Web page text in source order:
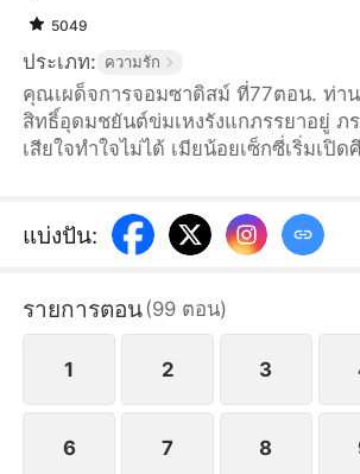
5049
ประเภท: ความรัก
คุณเผด็จการจอมซาดิสม์ ที่77ตอน. ท่า
สิทธิ์อุดมชยันต์ข่มเหงรังแกภรรยาอยู่ ภ
เสียใจทำใจไม่ได้ เมียน้อยเซ็กซี่เริ่มเปิด
แบ่งปัน:
รายการตอน(99 ตอน)
1 2 3
6 7 8